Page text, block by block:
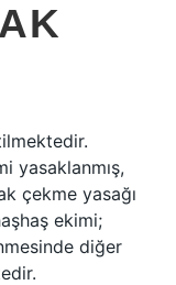
yasaklanmış,
çekme yasağı
ekimi;
diğer